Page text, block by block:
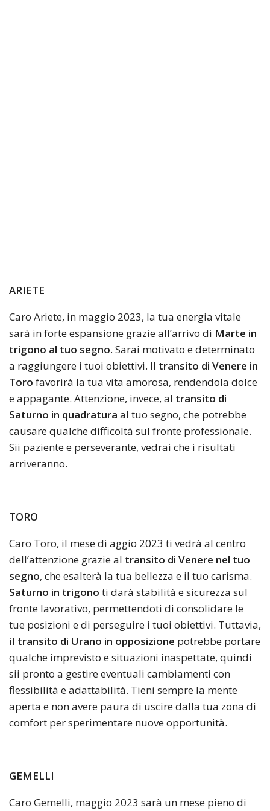
ARIETE
Caro Ariete, in maggio 2023, la tua energia vitale
sarà in forte espansione grazie all’arrivo di Marte in
trigono al tuo segno. Sarai motivato e determinato
a raggiungere i tuoi obiettivi. Il transito di Venere in
Toro favorirà la tua vita amorosa, rendendola dolce
e appagante. Attenzione, invece, al transito di
Saturno in quadratura al tuo segno, che potrebbe
causare qualche difficoltà sul fronte professionale.
Sii paziente e perseverante, vedrai che i risultati
arriveranno.
TORO
Caro Toro, il mese di aggio 2023 ti vedrà al centro
dell’attenzione grazie al transito di Venere nel tuo
segno, che esalterà la tua bellezza e il tuo carisma.
Saturno in trigono ti darà stabilità e sicurezza sul
fronte lavorativo, permettendoti di consolidare le
tue posizioni e di perseguire i tuoi obiettivi. Tuttavia,
il transito di Urano in opposizione potrebbe portare
qualche imprevisto e situazioni inaspettate, quindi
sii pronto a gestire eventuali cambiamenti con
flessibilità e adattabilità. Tieni sempre la mente
aperta e non avere paura di uscire dalla tua zona di
comfort per sperimentare nuove opportunità.
GEMELLI
Caro Gemelli, maggio 2023 sarà un mese pieno di